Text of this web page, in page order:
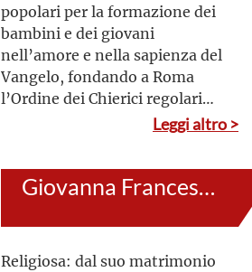
popolari per la formazione dei
bambini e dei giovani
nell’amore e nella sapienza del
Vangelo, fondando a Roma
l’Ordine dei Chierici regolari
Poveri della Madre di Dio delle
Leggi altro >
Giovanna Francesca di Chantal
Religiosa: dal suo matrimonio